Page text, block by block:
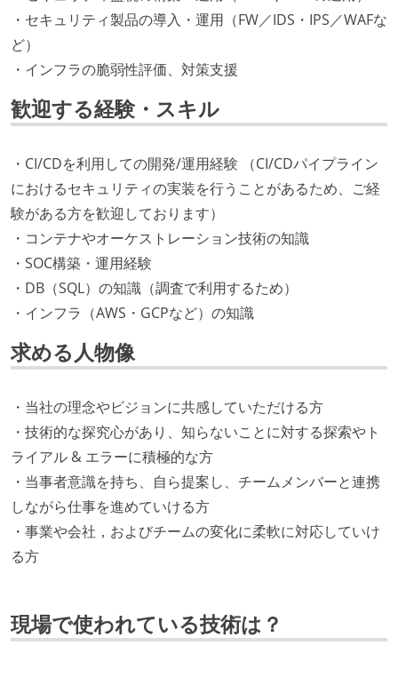
・セキュリティ製品の導入・運用（FW／IDS・IPS／WAFな
ど）
・インフラの脆弱性評価、対策支援
歓迎する経験・スキル
・CI/CDを利用しての開発/運用経験 （CI/CDパイプライン
におけるセキュリティの実装を行うことがあるため、ご経
験がある方を歓迎しております）
・コンテナやオーケストレーション技術の知識
・SOC構築・運用経験
・DB（SQL）の知識（調査で利用するため）
・インフラ（AWS・GCPなど）の知識
求める人物像
・当社の理念やビジョンに共感していただける方
・技術的な探究心があり、知らないことに対する探索やト
ライアル & エラーに積極的な方
・当事者意識を持ち、自ら提案し、チームメンバーと連携
しながら仕事を進めていける方
・事業や会社，およびチームの変化に柔軟に対応していけ
る方
現場で使われている技術は？